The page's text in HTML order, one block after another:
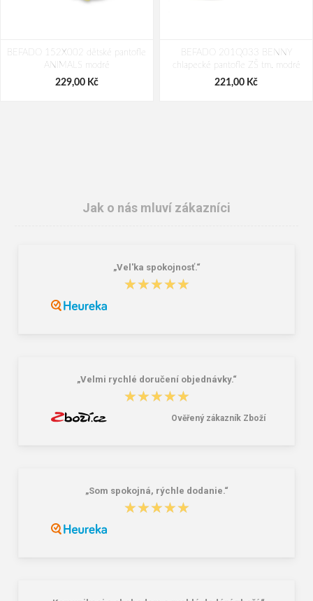
BEFADO 152X002 dětské pantofle
ANIMALS modré
229,00 Kč
BEFADO 201Q033 BENNY
chlapecké pantofle ZŠ tm. modré
221,00 Kč
Demar JAVA 4742 D Pánské
177,00 Kč
BEFADO 158M026 pánské kožené
Jak o nás mluví zákazníci
„Vel'ka spokojnosť.“
★★★★★
★★★★★
„Velmi rychlé doručení objednávky.“
★★★★★
★★★★★
Ověřený zákazník Zboží
„Som spokojná, rýchle dodanie.“
★★★★★
★★★★★